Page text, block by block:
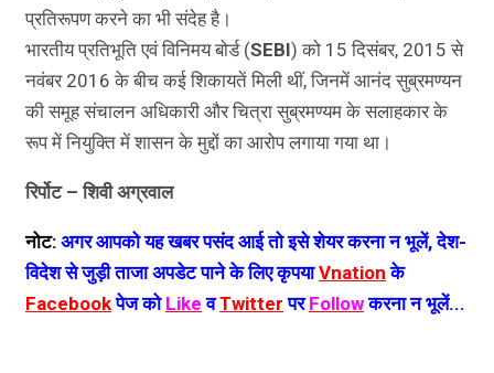
प्रतिरूपण करने का भी संदेह है।
भारतीय प्रतिभूति एवं विनिमय बोर्ड (SEBI) को 15 दिसंबर, 2015 से
नवंबर 2016 के बीच कई शिकायतें मिली थीं, जिनमें आनंद सुब्रमण्यन
की समूह संचालन अधिकारी और चित्रा सुब्रमण्यम के सलाहकार के
रूप में नियुक्ति में शासन के मुद्दों का आरोप लगाया गया था।
रिर्पोट – शिवी अग्रवाल
नोट: अगर आपको यह खबर पसंद आई तो इसे शेयर करना न भूलें, देश-
विदेश से जुड़ी ताजा अपडेट पाने के लिए कृपयाVnation के
Facebookपेज को Like वTwitter परFollowकरना न भूलें...